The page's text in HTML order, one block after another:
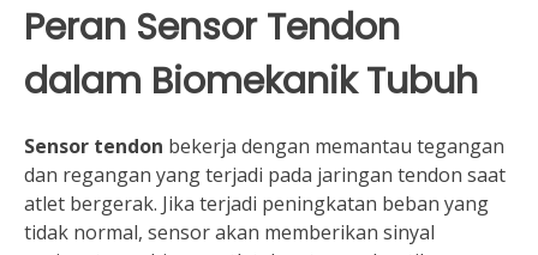
Peran Sensor Tendon
dalam Biomekanik Tubuh
Sensor tendon bekerja dengan memantau tegangan
dan regangan yang terjadi pada jaringan tendon saat
atlet bergerak. Jika terjadi peningkatan beban yang
tidak normal, sensor akan memberikan sinyal